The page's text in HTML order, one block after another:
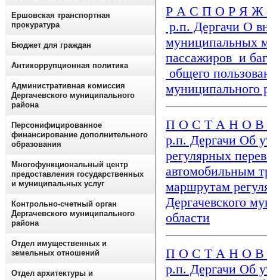
Р А С П О Р Я Ж Е
р.п. Дергачи О
муниципальных
пассажиров и
общего
муниципального
П О С Т А Н О В
р.п. Дергачи Об
регулярных
автомобильным
маршрутам
Дергачевского
области
П О С Т А Н О В
р.п. Дергачи Об
Ершовская транспортная
прокуратура
Бюджет для граждан
Антикоррупционная политика
Административная комиссия
Дергачевского муниципального
района
Персонифицированное
финансирование дополнительного
образования
Многофункциональный центр
предоставления государственных
и муниципальных услуг
Контрольно-счетный орган
Дергачевского муниципального
района
Отдел имущественных и
земельных отношений
Отдел архитектуры и